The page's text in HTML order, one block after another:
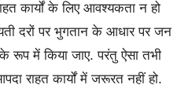
कार्यों के लिए आवश्यकता न हो
दरों पर भुगतान के आधार पर जन
रूप में किया जाए. परंतु ऐसा तभी
राहत कार्यों में जरूरत नहीं हो.